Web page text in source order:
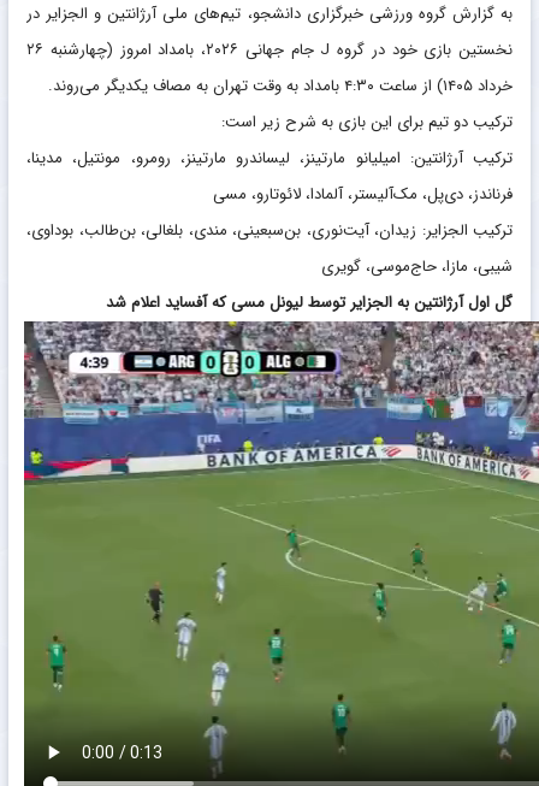
به گزارش گروه ورزشی خبرگزاری دانشجو، تیم‌های ملی آرژانتین و الجزایر در
نخستین بازی خود در گروه J جام جهانی ۲۰۲۶، بامداد امروز (چهارشنبه ۲۶
خرداد ۱۴۰۵) از ساعت ۴:۳۰ بامداد به وقت تهران به مصاف یکدیگر می‌روند.
ترکیب دو تیم برای این بازی به شرح زیر است:
ترکیب آرژانتین: امیلیانو مارتینز، لیساندرو مارتینز، رومرو، مونتیل، مدینا،
فرناندز، دی‌پل، مک‌آلیستر، آلمادا، لائوتارو، مسی
ترکیب الجزایر: زیدان، آیت‌نوری، بن‌سبعینی، مندی، بلغالی، بن‌طالب، بوداوی،
شیبی، مازا، حاج‌موسی، گویری
گل اول آرژانتین به الجزایر توسط لیونل مسی که آفساید اعلام شد